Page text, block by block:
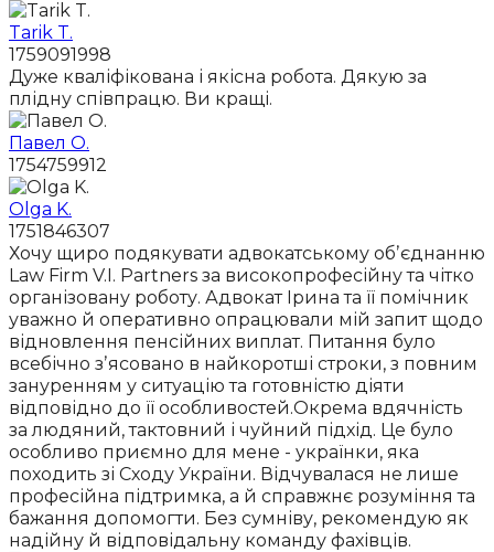
Tarik T.
1759091998
Дуже кваліфікована і якісна робота. Дякую за
плідну співпрацю. Ви кращі.
Павел О.
1754759912
Olga K.
1751846307
Хочу щиро подякувати адвокатському обʼєднанню
Law Firm V.I. Partners за високопрофесійну та чітко
організовану роботу. Адвокат Ірина та її помічник
уважно й оперативно опрацювали мій запит щодо
відновлення пенсійних виплат. Питання було
всебічно зʼясовано в найкоротші строки, з повним
зануренням у ситуацію та готовністю діяти
відповідно до її особливостей.Окрема вдячність
за людяний, тактовний і чуйний підхід. Це було
особливо приємно для мене - українки, яка
походить зі Сходу України. Відчувалася не лише
професійна підтримка, а й справжнє розуміння та
бажання допомогти. Без сумніву, рекомендую як
надійну й відповідальну команду фахівців.